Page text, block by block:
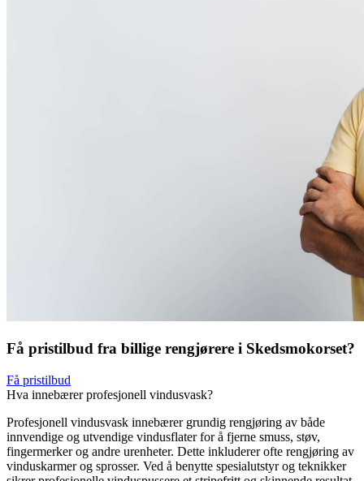
Få pristilbud fra billige rengjørere i Skedsmokorset?
Få pristilbud
Hva innebærer profesjonell vindusvask?
Profesjonell vindusvask innebærer grundig rengjøring av både
innvendige og utvendige vindusflater for å fjerne smuss, støv,
fingermerker og andre urenheter. Dette inkluderer ofte rengjøring av
vinduskarmer og sprosser. Ved å benytte spesialutstyr og teknikker